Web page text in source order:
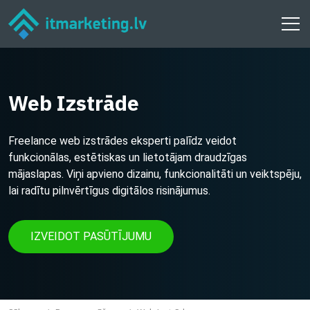
Web Izstrāde
Freelance web izstrādes eksperti palīdz veidot
funkcionālas, estētiskas un lietotājam draudzīgas
mājaslapas. Viņi apvieno dizainu, funkcionalitāti un veiktspēju,
lai radītu pilnvērtīgus digitālos risinājumus.
IZVEIDOT PASŪTĪJUMU